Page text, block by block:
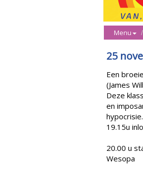
Menu
25
Een
(James
Deze
en
19.15u
20.00 u
Wesopa